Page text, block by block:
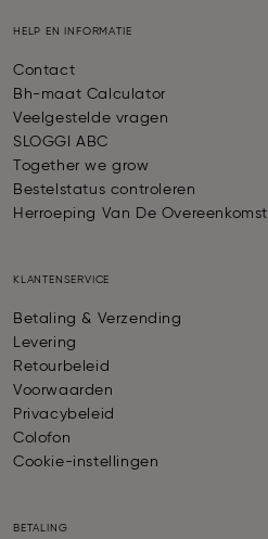
HELP EN INFORMATIE
Contact
Bh-maat Calculator
Veelgestelde vragen
SLOGGI ABC
Together we grow
Bestelstatus controleren
Herroeping Van De Overeenkomst
KLANTENSERVICE
Betaling & Verzending
Levering
Retourbeleid
Voorwaarden
Privacybeleid
Colofon
Cookie-instellingen
BETALING